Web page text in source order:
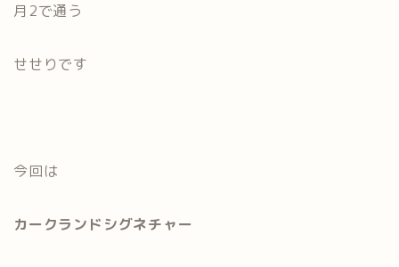
月2で通う
せせりです
今回は
カークランドシグネチャー